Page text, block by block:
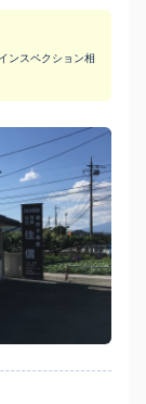
ンスペクション相